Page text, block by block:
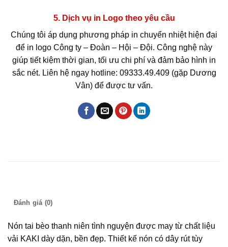
5. Dịch vụ in Logo theo yêu cầu
Chúng tôi áp dụng phương pháp in chuyển nhiệt hiện đại
để in logo Công ty – Đoàn – Hội – Đội. Công nghệ này
giúp tiết kiệm thời gian, tối ưu chi phí và đảm bảo hình in
sắc nét. Liên hệ ngay hotline: 09333.49.409 (gặp Dương
Vân) để được tư vấn.
Đánh giá (0)
Nón tai bèo thanh niên tình nguyện được may từ chất liệu
vải KAKI dày dặn, bền đẹp. Thiết kế nón có dây rút tùy